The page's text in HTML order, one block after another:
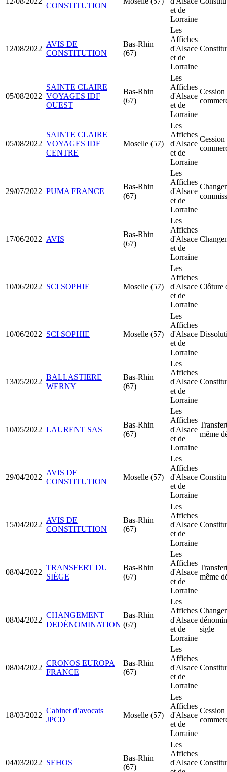
CONSTITUTION
et de
Lorraine
12/08/2022
AVIS DE
CONSTITUTION
Bas-Rhin
(67)
Les
Affiches
d'Alsace
et de
Lorraine
05/08/2022
SAINTE CLAIRE
VOYAGES IDF
OUEST
Bas-Rhin
(67)
Les
Affiches
d'Alsace
et de
Lorraine
Cession
05/08/2022
SAINTE CLAIRE
VOYAGES IDF
CENTRE
Moselle (57)
Les
Affiches
d'Alsace
et de
Lorraine
Cession
29/07/2022 PUMA FRANCE
Bas-Rhin
(67)
Les
Affiches
d'Alsace
et de
Lorraine
17/06/2022 AVIS
Bas-Rhin
(67)
Les
Affiches
d'Alsace
et de
Lorraine
10/06/2022 SCI SOPHIE Moselle (57)
Les
Affiches
d'Alsace
et de
Lorraine
Clôture
10/06/2022 SCI SOPHIE Moselle (57)
Les
Affiches
d'Alsace
et de
Lorraine
13/05/2022
BALLASTIERE
WERNY
Bas-Rhin
(67)
Les
Affiches
d'Alsace
et de
Lorraine
10/05/2022 LAURENT SAS
Bas-Rhin
(67)
Les
Affiches
d'Alsace
et de
Lorraine
même
29/04/2022
AVIS DE
CONSTITUTION
Moselle (57)
Les
Affiches
d'Alsace
et de
Lorraine
15/04/2022
AVIS DE
CONSTITUTION
Bas-Rhin
(67)
Les
Affiches
d'Alsace
et de
Lorraine
08/04/2022
TRANSFERT DU
SIÈGE
Bas-Rhin
(67)
Les
Affiches
d'Alsace
et de
Lorraine
même
08/04/2022
CHANGEMENT
DEDÉNOMINATION
Bas-Rhin
(67)
Les
Affiches
d'Alsace
et de
Lorraine
sigle
08/04/2022
CRONOS EUROPA
FRANCE
Bas-Rhin
(67)
Les
Affiches
d'Alsace
et de
Lorraine
18/03/2022
Cabinet d’avocats
JPCD
Moselle (57)
Les
Affiches
d'Alsace
et de
Lorraine
Cession
04/03/2022 SEHOS
Bas-Rhin
(67)
Les
Affiches
d'Alsace